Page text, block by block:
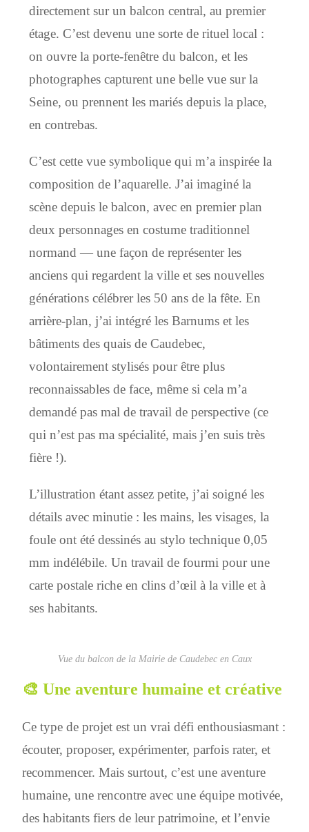
directement sur un balcon central, au premier
étage. C’est devenu une sorte de rituel local :
on ouvre la porte-fenêtre du balcon, et les
photographes capturent une belle vue sur la
Seine, ou prennent les mariés depuis la place,
en contrebas.
C’est cette vue symbolique qui m’a inspirée la
composition de l’aquarelle. J’ai imaginé la
scène depuis le balcon, avec en premier plan
deux personnages en costume traditionnel
normand — une façon de représenter les
anciens qui regardent la ville et ses nouvelles
générations célébrer les 50 ans de la fête. En
arrière-plan, j’ai intégré les Barnums et les
bâtiments des quais de Caudebec,
volontairement stylisés pour être plus
reconnaissables de face, même si cela m’a
demandé pas mal de travail de perspective (ce
qui n’est pas ma spécialité, mais j’en suis très
fière !).
L’illustration étant assez petite, j’ai soigné les
détails avec minutie : les mains, les visages, la
foule ont été dessinés au stylo technique 0,05
mm indélébile. Un travail de fourmi pour une
carte postale riche en clins d’œil à la ville et à
ses habitants.
Vue du balcon de la Mairie de Caudebec en Caux
🎨 Une aventure humaine et créative
Ce type de projet est un vrai défi enthousiasmant :
écouter, proposer, expérimenter, parfois rater, et
recommencer. Mais surtout, c’est une aventure
humaine, une rencontre avec une équipe motivée,
des habitants fiers de leur patrimoine, et l’envie